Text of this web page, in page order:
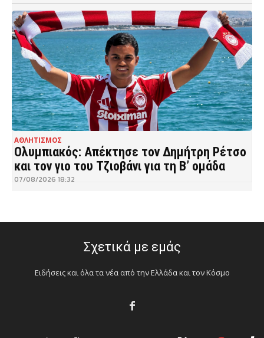
ΑΘΛΗΤΙΣΜΟΣ
Ολυμπιακός: Απέκτησε τον Δημήτρη Ρέτσο
και τον γιο του Τζιοβάνι για τη Β’ ομάδα
07/08/2026 18:32
Σχετικά με εμάς
Ειδήσεις και όλα τα νέα από την Ελλάδα και τον Κόσμο